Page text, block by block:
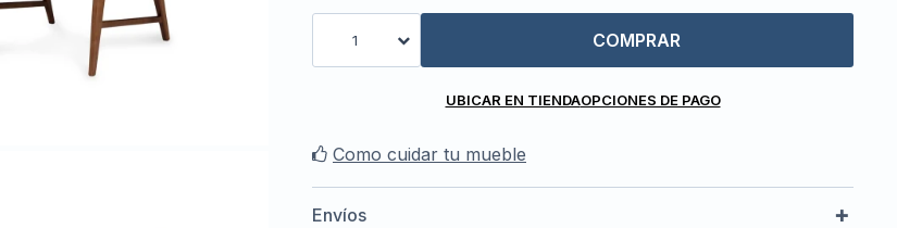
1 COMPRAR
UBICAR EN TIENDAOPCIONES DE PAGO
Como cuidar tu mueble
Envíos